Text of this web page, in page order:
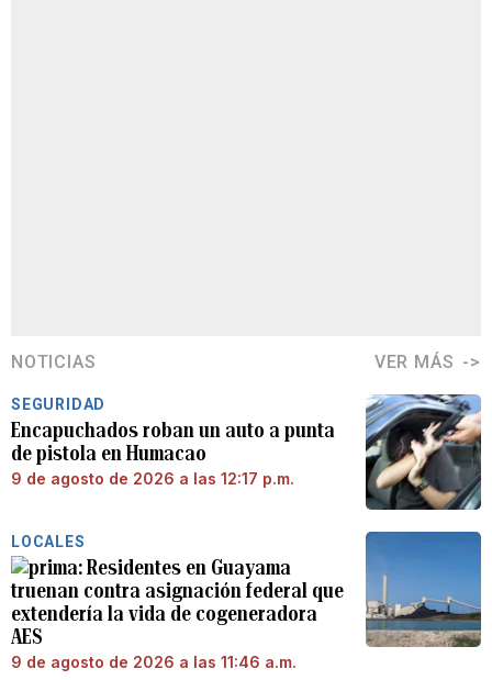
NOTICIAS VER MÁS
SEGURIDAD
Encapuchados roban un auto a punta
de pistola en Humacao
9 de agosto de 2026 a las 12:17 p.m.
LOCALES
Residentes en Guayama
truenan contra asignación federal que
extendería la vida de cogeneradora
AES
9 de agosto de 2026 a las 11:46 a.m.